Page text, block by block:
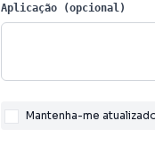
Aplicação (opcional)
Mantenha-me